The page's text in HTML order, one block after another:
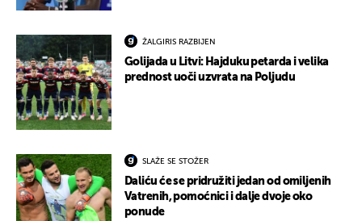
ŽALGIRIS RAZBIJEN
Golijada u Litvi: Hajduku petarda i velika
prednost uoči uzvrata na Poljudu
SLAŽE SE STOŽER
Daliću će se pridružiti jedan od omiljenih
Vatrenih, pomoćnici i dalje dvoje oko
ponude